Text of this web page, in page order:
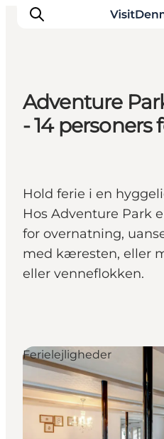
Inspirasjon
Reisemål
Planlegg reisen
Adventure
- 14 personers
Hold ferie i en
Hos Adventure Park
for overnatning,
med kæresten, eller
eller venneflokken.
Ferielejligheder